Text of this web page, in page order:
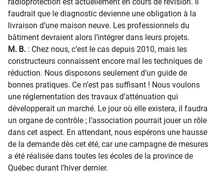
faudrait que le diagnostic devienne une obligation à la
livraison d’une maison neuve. Les professionnels du
bâtiment devraient alors l’intégrer dans leurs projets.
M. B. : Chez nous, c’est le cas depuis 2010, mais les
constructeurs connaissent encore mal les techniques de
réduction. Nous disposons seulement d’un guide de
bonnes pratiques. Ce n’est pas suffisant ! Nous voulons
une réglementation des travaux d’atténuation qui
développerait un marché. Le jour où elle existera, il faudra
un organe de contrôle ; l’association pourrait jouer un rôle
dans cet aspect. En attendant, nous espérons une hausse
de la demande dès cet été, car une campagne de mesures
a été réalisée dans toutes les écoles de la province de
Québec durant l’hiver dernier.